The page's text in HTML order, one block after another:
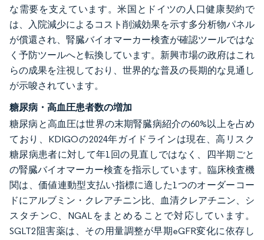
な需要を支えています。米国とドイツの人口健康契約で
は、入院減少によるコスト削減効果を示す多分析物パネル
が償還され、腎臓バイオマーカー検査が確認ツールではな
く予防ツールへと転換しています。新興市場の政府はこれ
らの成果を注視しており、世界的な普及の長期的な見通し
が示唆されています。
糖尿病・高血圧患者数の増加
糖尿病と高血圧は世界の末期腎臓病紹介の60%以上を占め
ており、KDIGOの2024年ガイドラインは現在、高リスク
糖尿病患者に対して年1回の見直しではなく、四半期ごと
の腎臓バイオマーカー検査を指示しています。臨床検査機
関は、価値連動型支払い指標に適した1つのオーダーコー
ドにアルブミン・クレアチニン比、血清クレアチニン、シ
スタチンC、NGALをまとめることで対応しています。
SGLT2阻害薬は、その用量調整が早期eGFR変化に依存し